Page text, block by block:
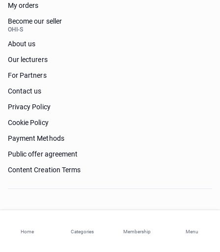
Home Categories Membership Menu
My orders
Become our seller
OHI-S
About us
Our lecturers
For Partners
Contact us
Privacy Policy
Cookie Policy
Payment Methods
Public offer agreement
Content Creation Terms